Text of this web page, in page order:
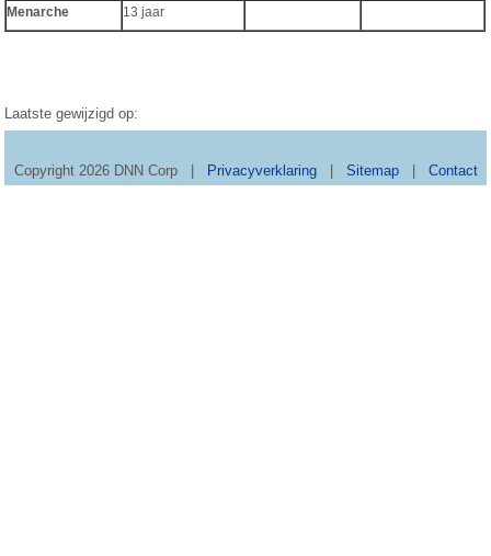
Menarche
13 jaar
Laatste gewijzigd op:
Copyright 2026 DNN Corp| Privacyverklaring| Sitemap| Contact